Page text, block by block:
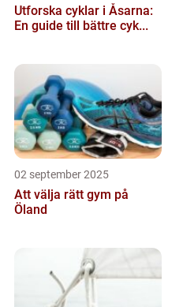
Utforska cyklar i Åsarna:
En guide till bättre cyk...
02 september 2025
Att välja rätt gym på
Öland